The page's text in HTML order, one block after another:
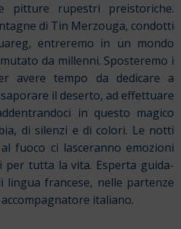
pitture rupestri preistoriche.
di Tin Merzouga, condotti
entreremo in un mondo
da millenni. Sposteremo i
avere tempo da dedicare a
il deserto, ad effettuare
in questo magico
di silenzi e di colori. Le notti
fuoco ci lasceranno emozioni
per tutta la vita. Esperta guida-
lingua francese, nelle partenze
italiano.